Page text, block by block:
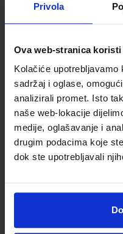
Privola
Ova web-stranica
Kolačiće
sadržaj i oglase,
analizirali promet. Isto
naše web-lokacije
medije, oglašavanje i
drugim podacima koje
dok ste upotrebljavali
Ljepilo za
Kores